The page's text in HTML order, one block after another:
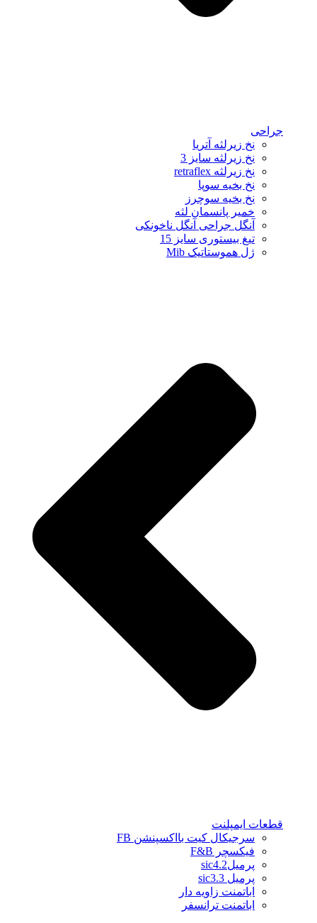
جراحی
نخ زیرلثه آتریا
نخ زیرلثه سایز 3
نخ زیرلثه retraflex
نخ بخیه سوپا
نخ بخیه سوچرز
خمیر پانسمان لثه
آنگل جراحی آنگل ناخونکی
تیغ بیستوری سایز 15
ژل هموستاتیک Mib
قطعات ایمپلنت
سرجیکال کیت بااکسپنشن FB
فیکسچر F&B
پرمیلsic4.2
پرمیل sic3.3
اباتمنت زاویه دار
اباتمنت ترانسفر